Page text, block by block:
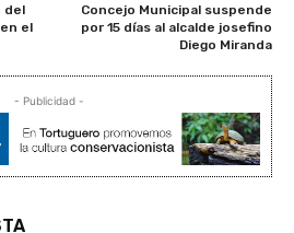
del
el
Concejo Municipal suspende
por 15 días al alcalde josefino
Diego Miranda
- Publicidad -